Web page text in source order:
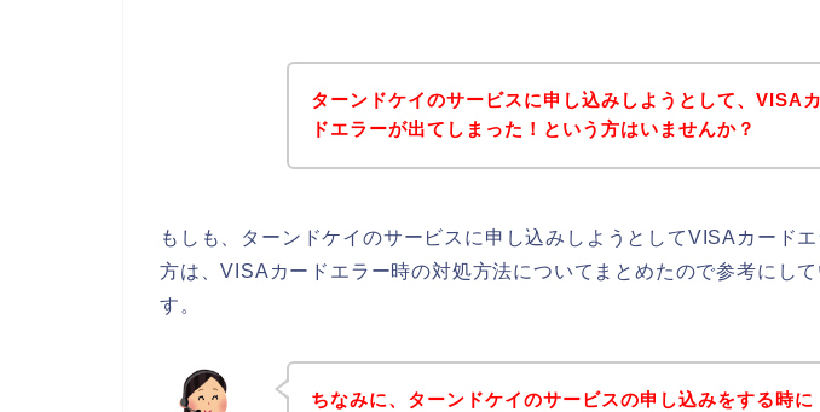
ターンドケイのサービスに申し込みしようとして、VISA
ドエラーが出てしまった！という方はいませんか？
もしも、ターンドケイのサービスに申し込みしようとしてVISAカード
方は、VISAカードエラー時の対処方法についてまとめたので参考にし
す。
ちなみに、ターンドケイのサービスの申し込みをする時に